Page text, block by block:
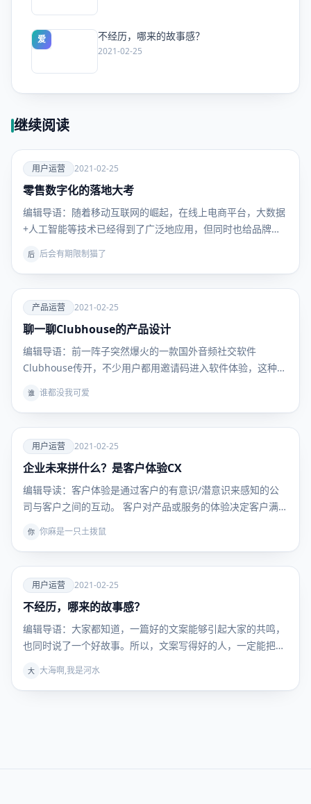
爱 不经历，哪来的故事感？
2021-02-25
继续阅读
爱
用户运
营
用户运营 2021-02-25
零售数字化的落地大考
编辑导语：随着移动互联网的崛起，在线上电商平台，大数据
+人工智能等技术已经得到了广泛地应用，但同时也给品牌商
后 后会有期限制猫了
爱
产品运
产品运营 2021-02-25
聊一聊Clubhouse的产品设计
编辑导语：前一阵子突然爆火的一款国外音频社交软件
Clubhouse传开，不少用户都用邀请码进入软件体验，这种
谁 谁都没我可爱
爱
用户运
用户运营 2021-02-25
企业未来拼什么？是客户体验CX
编辑导读：客户体验是通过客户的有意识/潜意识来感知的公
司与客户之间的互动。 客户对产品或服务的体验决定客户满
你 你麻是一只土拨鼠
爱
用户运
营
用户运营 2021-02-25
不经历，哪来的故事感？
编辑导语：大家都知道，一篇好的文案能够引起大家的共鸣，
也同时说了一个好故事。所以，文案写得好的人，一定能把文
大 大海啊,我是河水